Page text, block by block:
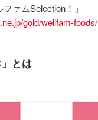
ァムSelection！」
gold/wellfam-foods/
とは